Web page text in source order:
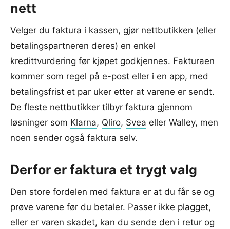
nett
Velger du faktura i kassen, gjør nettbutikken (eller
betalingspartneren deres) en enkel
kredittvurdering før kjøpet godkjennes. Fakturaen
kommer som regel på e-post eller i en app, med
betalingsfrist et par uker etter at varene er sendt.
De fleste nettbutikker tilbyr faktura gjennom
løsninger som Klarna, Qliro, Svea eller Walley, men
noen sender også faktura selv.
Derfor er faktura et trygt valg
Den store fordelen med faktura er at du får se og
prøve varene før du betaler. Passer ikke plagget,
eller er varen skadet, kan du sende den i retur og